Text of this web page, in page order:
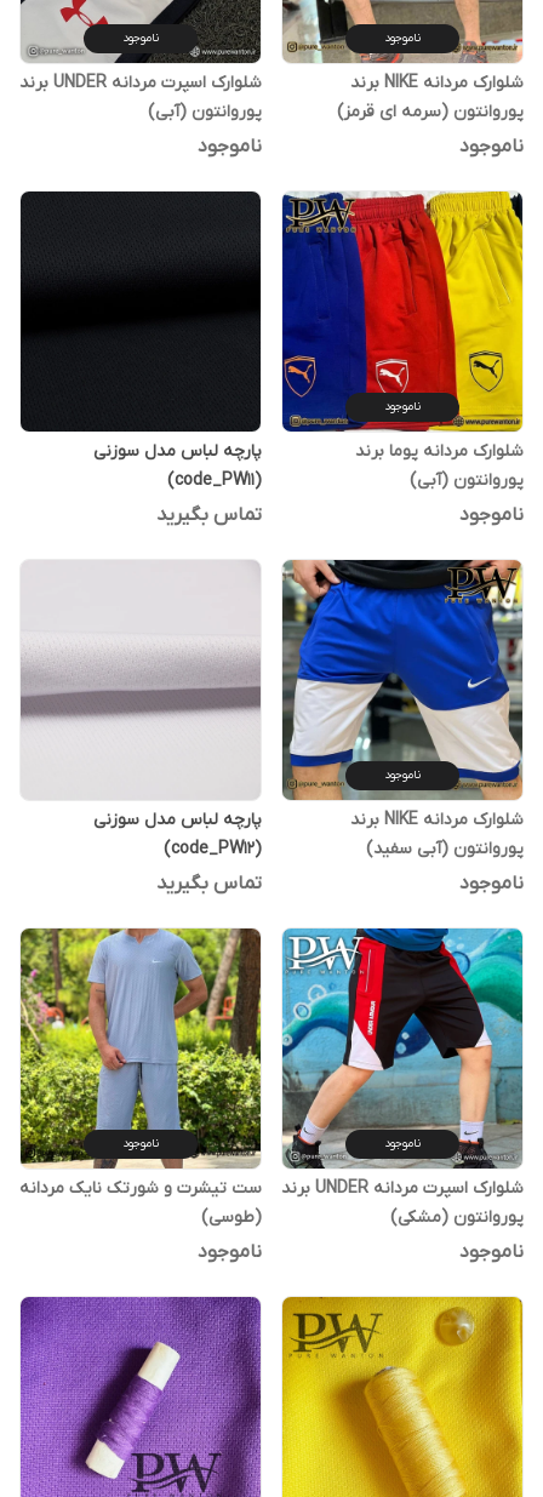
ناموجود
شلوارک مردانه NIKE برند
پوروانتون (سرمه ای قرمز)
ناموجود
ناموجود
شلوارک اسپرت مردانه UNDER برند
پوروانتون (آبی)
ناموجود
ناموجود
شلوارک مردانه پوما برند
پوروانتون (آبی)
ناموجود
پارچه لباس مدل سوزنی
(code_PW11)
تماس بگیرید
ناموجود
شلوارک مردانه NIKE برند
پوروانتون (آبی سفید)
ناموجود
پارچه لباس مدل سوزنی
(code_PW12)
تماس بگیرید
ناموجود
شلوارک اسپرت مردانه UNDER برند
پوروانتون (مشکی)
ناموجود
ناموجود
ست تیشرت و شورتک نایک مردانه
(طوسی)
ناموجود